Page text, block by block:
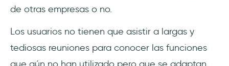
de otras empresas o no.
Los usuarios no tienen que asistir a largas y
tediosas reuniones para conocer las funciones